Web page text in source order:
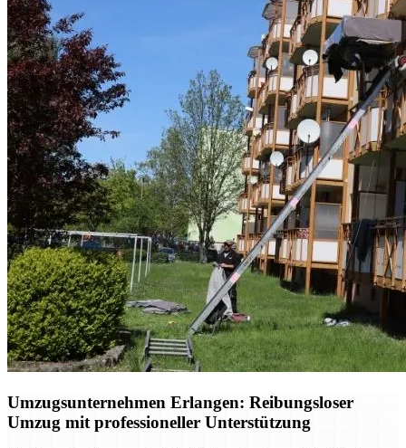
Umzugsunternehmen Erlangen: Reibungsloser
Umzug mit professioneller Unterstützung